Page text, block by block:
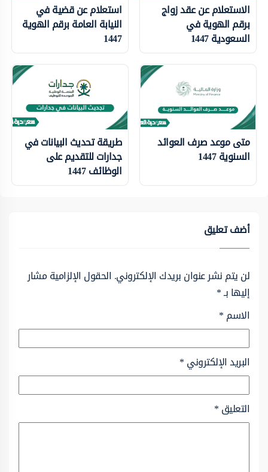
الاستعلام عن عقد زواج
برقم الهوية في
السعودية 1447
استعلام عن قضية في
النيابة العامة برقم الهوية
1447
متى موعد صرف العوائد
السنوية 1447
طريقة تحديث البيانات في
جدارات للتقديم على
الوظائف 1447
أضف تعليق
لن يتم نشر عنوان بريدك الإلكتروني. الحقول الإلزامية مشار
إليها بـ*
الاسم*
البريد الإلكتروني*
التعليق*